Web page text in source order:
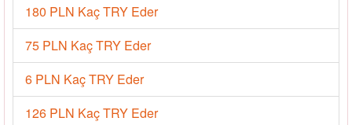
180 PLN Kaç TRY Eder
75 PLN Kaç TRY Eder
6 PLN Kaç TRY Eder
126 PLN Kaç TRY Eder